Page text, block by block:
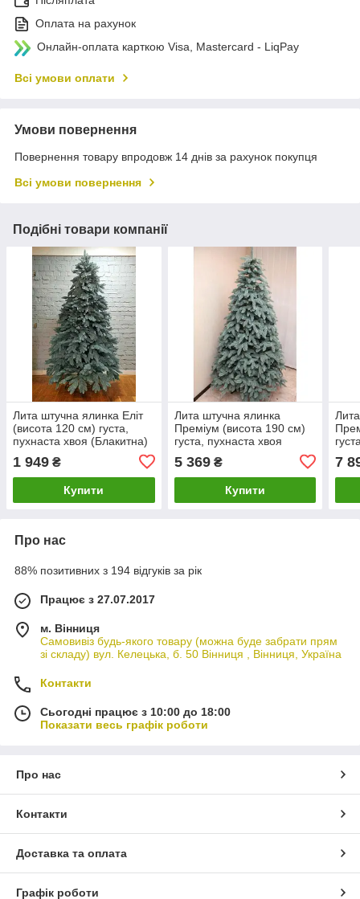
Оплата на рахунок
Онлайн-оплата карткою Visa, Mastercard - LiqPay
Всі умови оплати
Умови повернення
Повернення товару впродовж 14 днів за рахунок покупця
Всі умови повернення
Подібні товари компанії
Лита штучна ялинка Еліт
(висота 120 см) густа,
пухнаста хвоя (Блакитна)
1 949 ₴
Купити
Лита штучна ялинка
Преміум (висота 190 см)
густа, пухнаста хвоя
5 369₴
Купити
7
Про нас
88% позитивних з 194 відгуків за рік
Працює з 27.07.2017
м. Вінниця
Самовивіз будь-якого товару (можна буде забрати прям
зі складу) вул. Келецька, б. 50 Вінниця , Вінниця, Україна
Контакти
Сьогодні працює з 10:00 до 18:00
Показати весь графік роботи
Про нас
Контакти
Доставка та оплата
Графік роботи